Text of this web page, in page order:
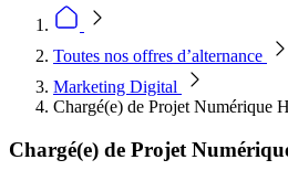
Toutes nos offres d’alternance
Marketing Digital
Chargé(e) de Projet Numérique
Chargé(e) de Projet